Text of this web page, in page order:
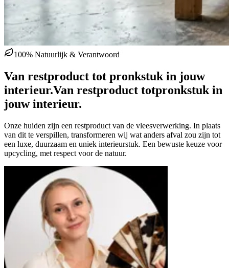
100% Natuurlijk & Verantwoord
Van restproduct tot pronkstuk in jouw
interieur.Van restproduct totpronkstuk in
jouw interieur.
Onze huiden zijn een restproduct van de vleesverwerking. In plaats
van dit te verspillen, transformeren wij wat anders afval zou zijn tot
een luxe, duurzaam en uniek interieurstuk. Een bewuste keuze voor
upcycling, met respect voor de natuur.